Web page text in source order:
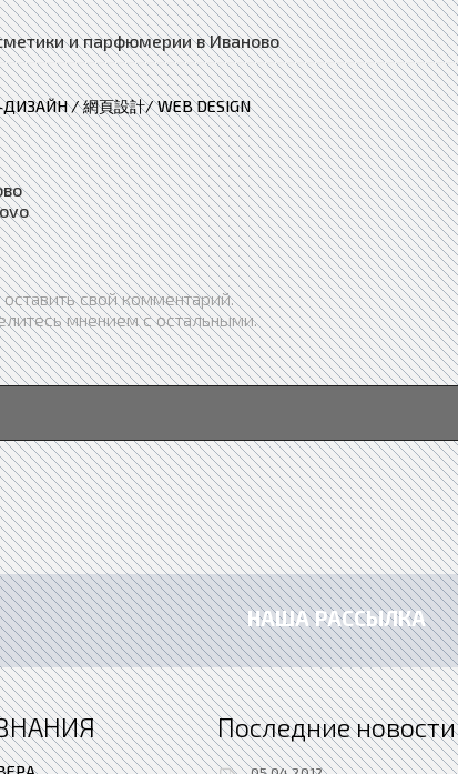
/ 網頁設計/ WEB DESIGN
свой комментарий.
мнением с остальными.
НАША РАССЫЛКА
Последние новости